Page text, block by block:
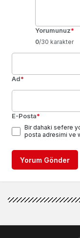
Yorumunuz*
0/30 karakter
Ad*
E-Posta*
Bir dahaki sefere
posta adresimi ve
Yorum Gönder